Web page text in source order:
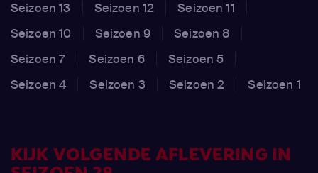
Seizoen 13
Seizoen 12
Seizoen 11
Seizoen 10
Seizoen 9
Seizoen 8
Seizoen 7
Seizoen 6
Seizoen 5
Seizoen 4
Seizoen 3 Seizoen 2 Seizoen 1
KIJK VOLGENDE AFLEVERING IN